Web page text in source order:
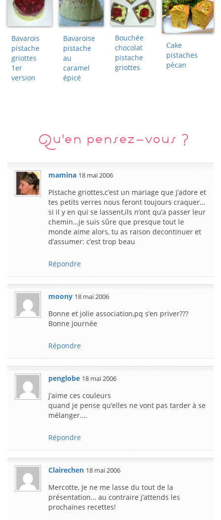
Bavarois
pistache
griottes
1er
version
Bavaroise
pistache
au
caramel
épicé
Bouchée
chocolat
pistache
griottes
Cake
pistaches
pécan
Qu'en pensez-vous ?
mamina 18 mai 2006
Pistache griottes,c’est un mariage que j’adore et
tes petits verres nous feront toujours craquer…
si il y en qui se lassent,ils n’ont qu’a passer leur
chemin…je suis sûre que presque tout le
monde aime alors, tu as raison decontinuer et
d’assumer: c’est trop beau
Répondre
moony 18 mai 2006
Bonne et jolie association,pq s’en priver???
Bonne journée
Répondre
penglobe 18 mai 2006
j’aime ces couleurs
quand je pense qu’elles ne vont pas tarder à se
mélanger….
Répondre
Clairechen 18 mai 2006
Mercotte, Je ne me lasse du tout de la
présentation… au contraire j’attends les
prochaines recettes!